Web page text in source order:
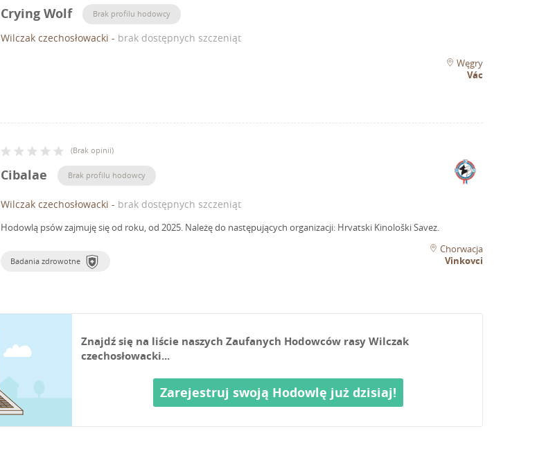
Crying Wolf Brak profilu hodowcy
Wilczak czechosłowacki - brak dostępnych szczeniąt
Węgry
Vác
(Brak opinii)
Cibalae Brak profilu hodowcy
Wilczak czechosłowacki - brak dostępnych szczeniąt
Hodowlą psów zajmuję się od roku, od 2025. Należę do następujących organizacji: Hrvatski Kinološki Savez.
Badania zdrowotne
Chorwacja
Vinkovci
Znajdź się na liście naszych Zaufanych Hodowców rasy Wilczak
czechosłowacki...
Zarejestruj swoją Hodowlę już dzisiaj!